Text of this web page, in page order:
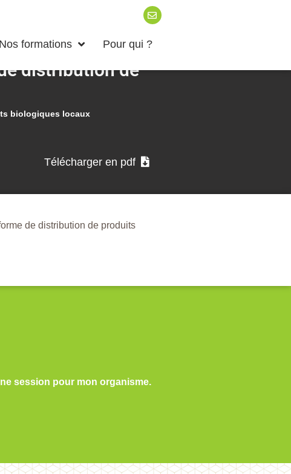
Nos formations Pour qui ?
distribution de
biologiques locaux
Télécharger en pdf
de distribution de produits
session pour mon organisme.